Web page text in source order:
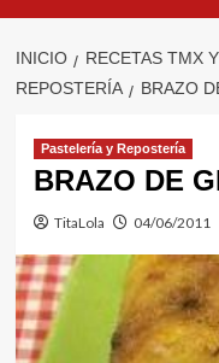
INICIO RECETAS TMX
REPOSTERÍA
BRAZO
Pastelería y Repostería
BRAZO DE
TitaLola 04/06/2011